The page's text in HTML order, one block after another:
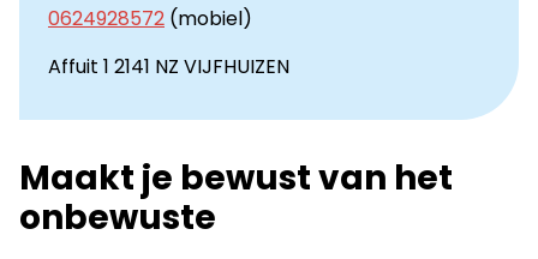
0624928572 (mobiel)
Affuit 1 2141 NZ VIJFHUIZEN
Maakt je bewust van het
onbewuste